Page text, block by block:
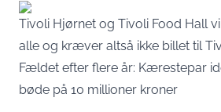
Tivoli Hjørnet og Tivoli Food Hall
alle og kræver altså ikke billet til
Fældet efter flere år: Kærestepar
bøde på 10 millioner kroner